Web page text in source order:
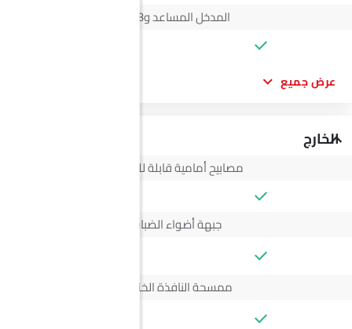
المدخل المساعد وUSB
عرض جميع
الخارج
مصابيح أمامية قابلة للتعديل
جبهة أضواء الضباب
ممسحة النافذة الخلفية